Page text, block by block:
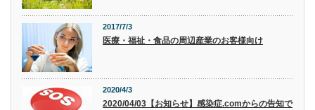
2017/7/3
医療・福祉・食品の周辺産業のお客様向け
2020/4/3
2020/04/03【お知らせ】感染症.comからの告知で